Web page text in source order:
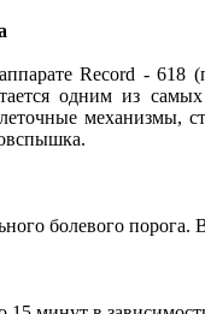
Record - 618
одним из
механизмы,
болевого порога.